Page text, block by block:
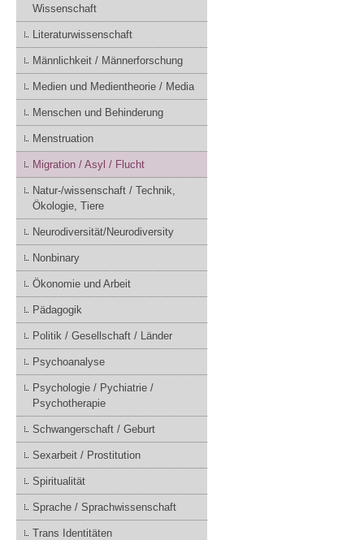
Wissenschaft
Literaturwissenschaft
Männlichkeit / Männerforschung
Medien und Medientheorie / Media
Menschen und Behinderung
Menstruation
Migration / Asyl / Flucht
Natur-/wissenschaft / Technik,
Ökologie, Tiere
Neurodiversität/Neurodiversity
Nonbinary
Ökonomie und Arbeit
Pädagogik
Politik / Gesellschaft / Länder
Psychoanalyse
Psychologie / Pychiatrie /
Psychotherapie
Schwangerschaft / Geburt
Sexarbeit / Prostitution
Spiritualität
Sprache / Sprachwissenschaft
Trans Identitäten